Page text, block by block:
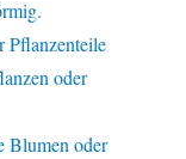
Pflanzenteile
oder
Blumen oder